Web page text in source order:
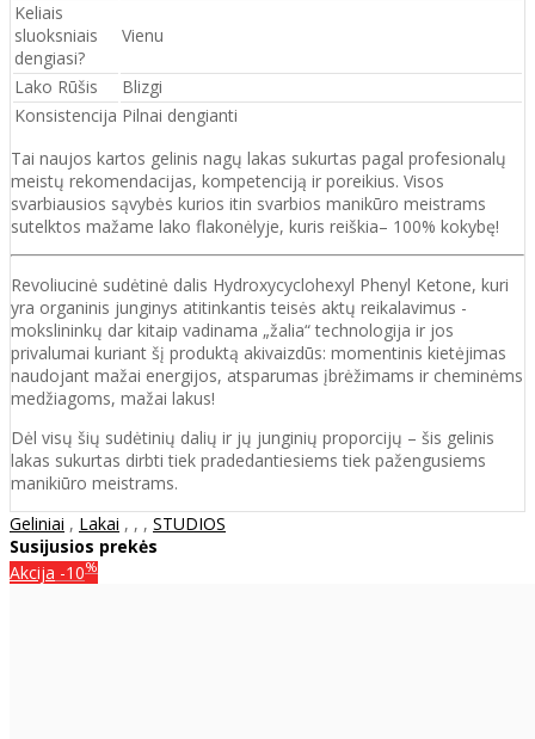
Keliais
sluoksniais
dengiasi?
Vienu
Lako Rūšis
Blizgi
Konsistencija Pilnai dengianti
Tai naujos kartos gelinis nagų lakas sukurtas pagal profesionalų
meistų rekomendacijas, kompetenciją ir poreikius. Visos
svarbiausios sąvybės kurios itin svarbios manikūro meistrams
sutelktos mažame lako flakonėlyje, kuris reiškia– 100% kokybę!
Revoliucinė sudėtinė dalis Hydroxycyclohexyl Phenyl Ketone, kuri
yra organinis junginys atitinkantis teisės aktų reikalavimus -
mokslininkų dar kitaip vadinama „žalia“ technologija ir jos
privalumai kuriant šį produktą akivaizdūs: momentinis kietėjimas
naudojant mažai energijos, atsparumas įbrėžimams ir cheminėms
medžiagoms, mažai lakus!
Dėl visų šių sudėtinių dalių ir jų junginių proporcijų – šis gelinis
lakas sukurtas dirbti tiek pradedantiesiems tiek pažengusiems
manikiūro meistrams.
Geliniai , Lakai , , , STUDIOS
Susijusios prekės
Akcija -10%